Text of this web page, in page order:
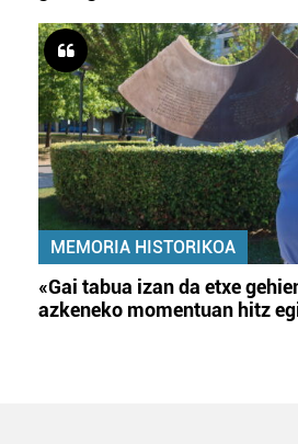
MEMORIA HISTORIKOA
«Gai tabua izan da etxe
azkeneko momentuan hitz